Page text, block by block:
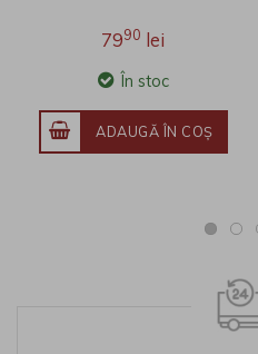
Universitatea Stanford.
Fineţea observaţ..
7990 lei
În stoc
ADAUGĂ ÎN COŞ